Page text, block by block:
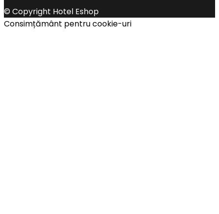
© Copyright Hotel Eshop
Consimțământ pentru cookie-uri